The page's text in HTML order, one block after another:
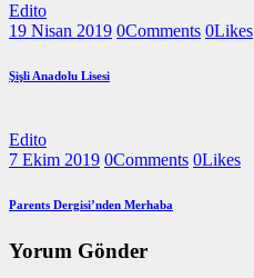
Edito
19 Nisan 2019 0Comments 0Likes
Şişli Anadolu Lisesi
Edito
7 Ekim 2019 0Comments 0Likes
Parents Dergisi’nden Merhaba
Yorum Gönder